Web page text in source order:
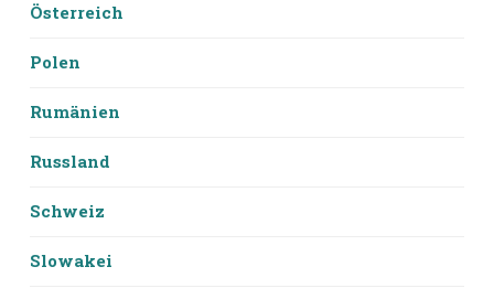
Österreich
Polen
Rumänien
Russland
Schweiz
Slowakei